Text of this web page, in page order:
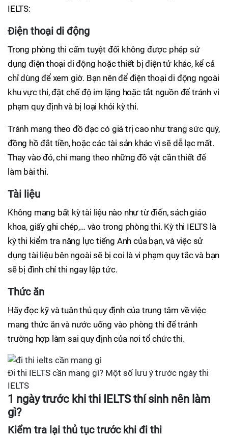
IELTS:
Điện thoại di động
Trong phòng thi cấm tuyệt đối không được phép sử
dụng điện thoại di động hoặc thiết bị điện tử khác, kể cả
chỉ dùng để xem giờ. Bạn nên để điện thoại di động ngoài
khu vực thi, đặt chế độ im lặng hoặc tắt nguồn để tránh vi
phạm quy định và bị loại khỏi kỳ thi.
Tránh mang theo đồ đạc có giá trị cao như trang sức quý,
đồng hồ đắt tiền, hoặc các tài sản khác vì sẽ dễ lạc mất.
Thay vào đó, chỉ mang theo những đồ vật cần thiết để
làm bài thi.
Tài liệu
Không mang bất kỳ tài liệu nào như từ điển, sách giáo
khoa, giấy ghi chép,… vào trong phòng thi. Kỳ thi IELTS là
kỳ thi kiểm tra năng lực tiếng Anh của bạn, và việc sử
dụng tài liệu bên ngoài sẽ bị coi là vi phạm quy tắc và bạn
sẽ bị đình chỉ thi ngay lập tức.
Thức ăn
Hãy đọc kỹ và tuân thủ quy định của trung tâm về việc
mang thức ăn và nước uống vào phòng thi để tránh
trường hợp làm sai quy định của nơi tổ chức thi.
Đi thi IELTS cần mang gì? Một số lưu ý trước ngày thi
IELTS
1 ngày trước khi thi IELTS thí sinh nên làm
gì?
Kiểm tra lại thủ tục trước khi đi thi